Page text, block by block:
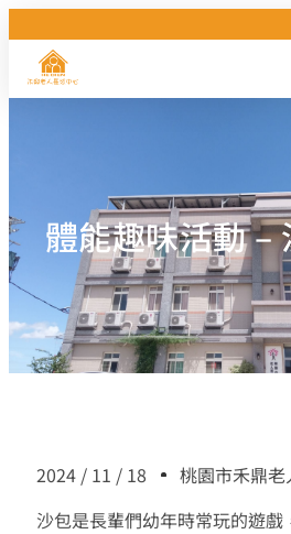
體能趣味活動 –
2024 / 11 / 18
桃園市禾鼎
沙包是長輩們幼年時常玩的遊